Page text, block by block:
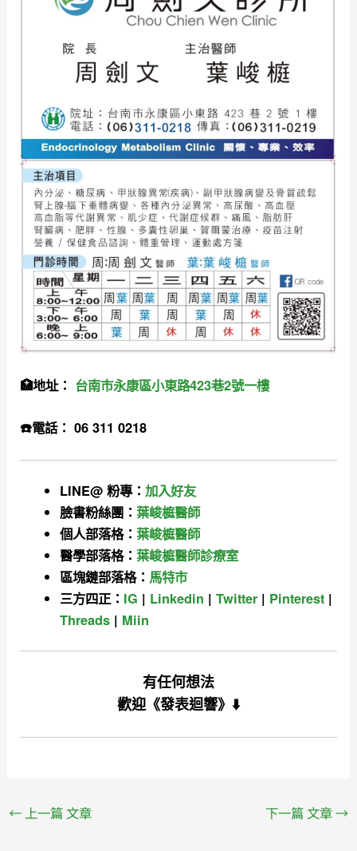
🏥地址： 台南市永康區小東路423巷2號一樓
☎️電話： 06 311 0218
LINE@ 粉專： 加入好友
臉書粉絲團： 葉峻榳醫師
個人部落格： 葉峻榳醫師
醫學部落格： 葉峻榳醫師診療室
區塊鏈部落格： 馬特市
三方四正： IG | Linkedin | Twitter| Pinterest|
Threads| Miin
有任何想法
歡迎《發表迴響》⬇️
←上一篇 文章 下一篇 文章→